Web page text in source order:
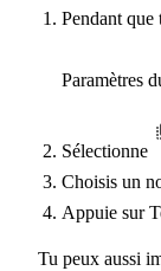
Pendant que
Paramètres
Sélectionne
Choisis un
Appuie sur
Tu peux aussi